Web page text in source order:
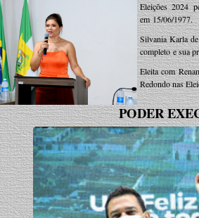
Eleições 2024
em 15/06/1977.
Silvania Karla
completo e sua
Eleita com
Redondo nas
PODER